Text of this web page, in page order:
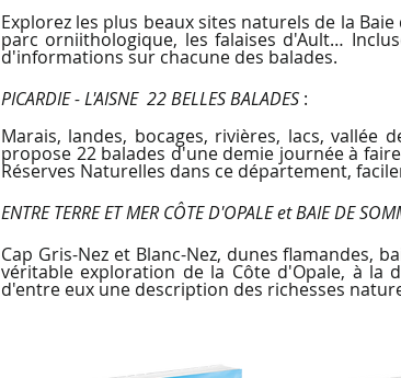
Explorez les plus beaux sites naturels de la
parc orniithologique, les falaises d'Ault…
d'informations sur chacune des balades.
PICARDIE - L'AISNE 22 BELLES BALADES :
Marais, landes, bocages, rivières, lacs, vallée
propose 22 balades d'une demie journée à
Réserves Naturelles dans ce département,
ENTRE TERRE ET MER CÔTE D'OPALE et BAIE DE
Cap Gris-Nez et Blanc-Nez, dunes flamandes,
véritable exploration de la Côte d'Opale, à la
d'entre eux une description des richesses